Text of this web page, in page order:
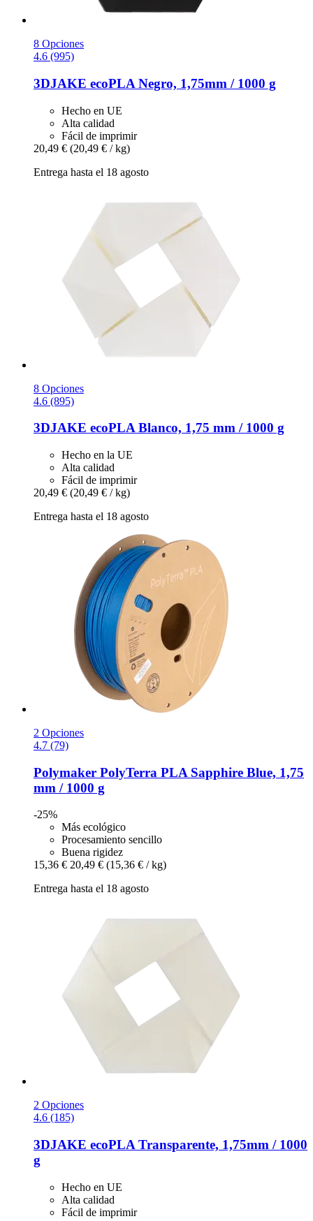
8 Opciones
4.6 (995)
3DJAKE ecoPLA Negro, 1,75mm / 1000 g
Hecho en UE
Alta calidad
Fácil de imprimir
20,49 € (20,49 € / kg)
Entrega hasta el 18 agosto
8 Opciones
4.6 (895)
3DJAKE ecoPLA Blanco, 1,75 mm / 1000 g
Hecho en la UE
Alta calidad
Fácil de imprimir
20,49 € (20,49 € / kg)
Entrega hasta el 18 agosto
2 Opciones
4.7 (79)
Polymaker PolyTerra PLA Sapphire Blue, 1,75
mm / 1000 g
-25%
Más ecológico
Procesamiento sencillo
Buena rigidez
15,36 € 20,49 € (15,36 € / kg)
Entrega hasta el 18 agosto
2 Opciones
4.6 (185)
3DJAKE ecoPLA Transparente, 1,75mm / 1000
g
Hecho en UE
Alta calidad
Fácil de imprimir